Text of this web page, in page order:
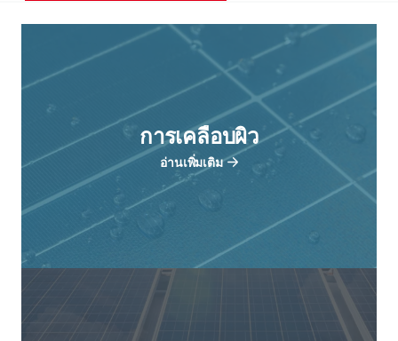
การเคลือบผิว
อ่านเพิ่มเติม